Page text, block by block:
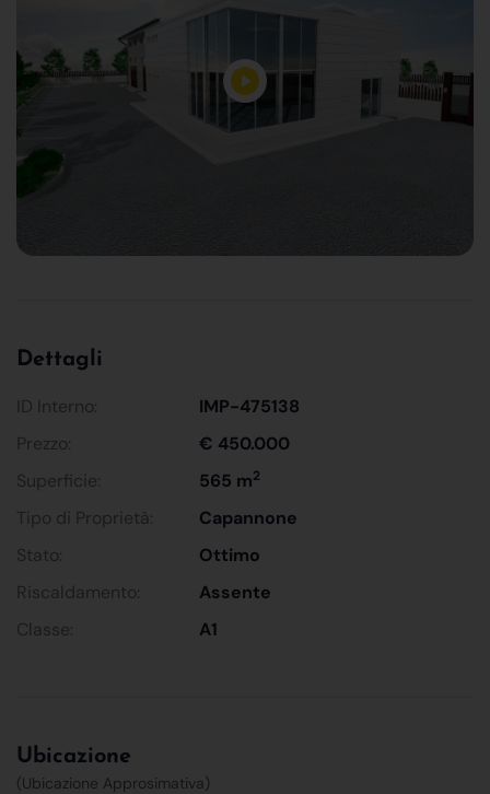
Dettagli
ID Interno:
IMP-475138
Prezzo:
€ 450.000
Superficie:
565 m2
Tipo di Proprietà:
Capannone
Stato:
Ottimo
Riscaldamento:
Assente
Classe:
A1
Ubicazione
(Ubicazione Approsimativa)